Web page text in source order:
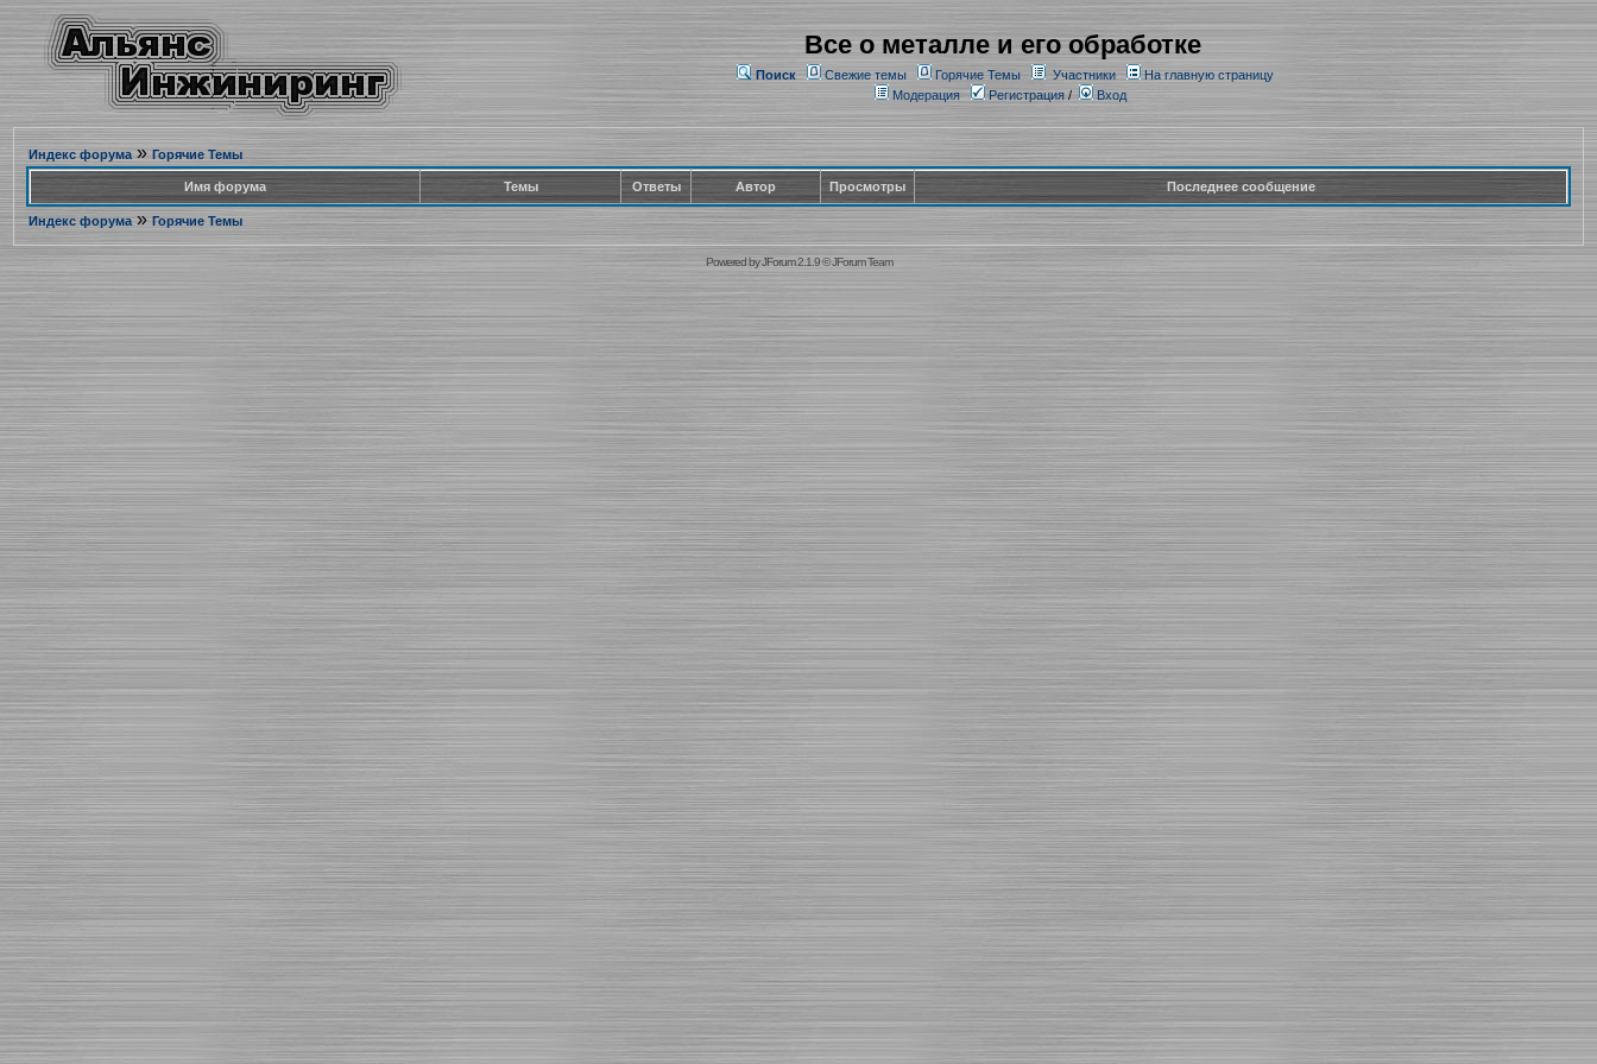
Все о металле и его обработке
Поиск Свежие темы Горячие Темы Участники
На главную страницу
Модерация
Регистрация/ Вход
Индекс форума» Горячие Темы
Имя форума Темы Ответы Автор Просмотры Последнее сообщение
Индекс форума» Горячие Темы
Powered byJForum 2.1.9©JForum Team